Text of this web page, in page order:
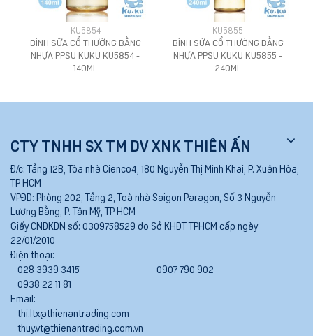
KU5854
BÌNH SỮA CỔ THƯỜNG BẰNG
NHỰA PPSU KUKU KU5854 -
140ML
KU5855
BÌNH SỮA CỔ THƯỜNG BẰNG
NHỰA PPSU KUKU KU5855 -
240ML
CTY TNHH SX TM DV XNK THIÊN ẤN
Đ/c:Tầng 12B, Tòa nhà Cienco4, 180 Nguyễn Thị Minh Khai, P. Xuân Hòa,
TP HCM
VPĐD: Phòng 202, Tầng 2, Toà nhà Saigon Paragon, Số 3 Nguyễn
Lương Bằng, P. Tân Mỹ, TP HCM
Giấy CNĐKDN số: 0309758529 do Sở KHĐT TPHCM cấp ngày
22/01/2010
Điện thoại:
028 3939 3415
0938 22 11 81
0907 790 902
Email:
thi.ltx@thienantrading.com
thuy.vt@thienantrading.com.vn